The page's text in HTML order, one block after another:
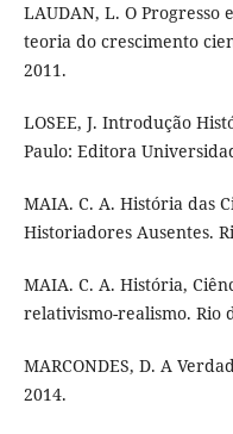
LAUDAN, L. O Progresso
teoria do crescimento
2011.
LOSEE, J. Introdução
Paulo: Editora
MAIA. C. A. História das
Historiadores Ausentes.
MAIA. C. A. História,
relativismo-realismo. Rio
MARCONDES, D. A
2014.